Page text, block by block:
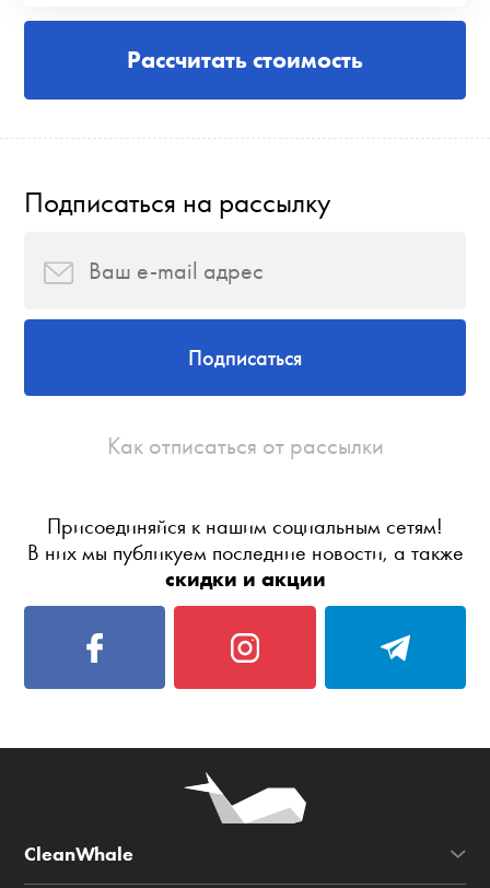
Рассчитать стоимость
Подписаться на рассылку
Подписаться
Как отписаться от рассылки
Присоединяйся к нашим социальным сетям!
В них мы публикуем последние новости, а также
скидки и акции
CleanWhale